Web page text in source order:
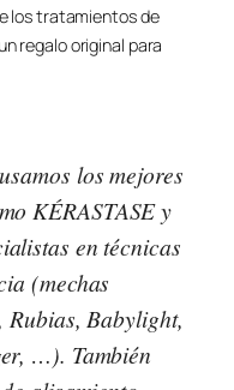
los tratamientos de
regalo original para
los mejores
KÉRASTASE y
en técnicas
(mechas
Babylight,
…). También